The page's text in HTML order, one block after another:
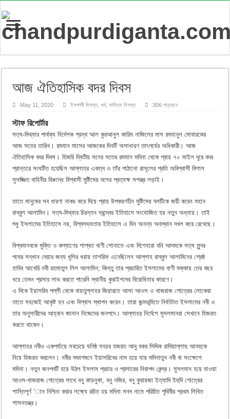
আজ ঐতিহাসিক বদর দিবস
May 11, 2020 ইসলামী দিগন্ত,ধর্ম,সাহিত্য দিগন্ত 306 পড়েছেন
স্টাফ রিপোর্টার
সত্য-মিথ্যার পার্থক্য নির্দেশক গ্রন্থ আল কুরআনুল কারিম নাজিলের মাস রমযানুল মোবারকের
আজ সতের তারিখ। রমযান মাসের আজকের দিনটি অসাধারণ তাৎপর্যের অধিকারী। আজ
ঐতিহাসিক বদর দিবস। হিজরি দ্বিতীয় সনের সতের রমযান মদিনা থেকে প্রায় ৭০ মাইল দূরে বদর
প্রান্তরে সংঘটিত হয়েছিল আল্লাহর একত্ব ও তাঁর পাঠানো রাসূলের প্রতি অবিশ্বাসী বিশাল
সুসজ্জিত বাহিনীর বিরুদ্ধে বিশ্বাসী মুষ্টিমেয় দলের প্রত্যক্ষ সশস্ত্র লড়াই।
তাতে মানুষের সব ধারণা নাকচ করে দিয়ে প্রায় উপকরণহীন মুষ্টিমেয় দলটিকে জয়ী করেন মহান
রাব্বুল আলামিন। সত্য-মিথ্যার চিরন্তন দ্বন্দ্বের ইতিহাসে সংযোজিত হয় নতুন অধ্যায়। তাই
শুধু ইসলামের ইতিহাসে নয়, বিশ্বসভ্যতার ইতিহাসে এ দিন অনন্য অবস্থান দখল করে রেখেছে।
বিশ্বমানবকে মুক্তি ও কল্যাণের শাশ্বত বাণী শোনাতে এবং দিশেহারা বনি আদমকে সত্য সুন্দর
পথের সন্ধান দেয়ার জন্য ধূলির ধরায় তাশরিফ এনেছিলেন আল্লাহ রাব্বুল আলামিনের শ্রেষ্ঠ
হাবিব আখেরি নবী রহমাতুল লিল আলামিন; কিন্তু তার প্রচারিত ইসলামের বাণী মক্কায় তের বছর
ধরে তেমন প্রসার লাভ করতে পারেনি স্থানীয় কুরাইশদের বিরোধিতার কারণে।
এ দিকে ইয়াসরিব পল্লী থেকে বায়তুল্লাহর জিয়ারতে আসা আওস ও খাজরাজ গোত্রের লোকেরা
তাতে সহজেই আকৃষ্ট হন এবং বিশ্বাস স্থাপন করেন। তারা জন্মভূমিতে নির্যাতিত ইসলামের নবী ও
তার অনুসারীদের আহ্বান জানান নিজেদের জনপদে। আল্লাহর নির্দেশে মুসলমানরা সেখানে হিজরত
করতে থাকেন।
আল্লাহর নবীও একপর্যায়ে সবচেয়ে ঘনিষ্ঠ সহচর হজরত আবু বকর সিদ্দিক রাদিয়াল্লাহু আনহুকে
নিয়ে হিজরত করলেন। নবীর শুভাগমনে ইয়াসরিবের নাম হয়ে যায় মদিনাতুন নবী বা সংক্ষেপে
মদিনা। নতুন জনপদটি হয়ে উঠল ইসলাম প্রচার ও প্রসারের নিরাপদ কেন্দ্র। মুসলমান হয়ে যাওয়া
আওস-খাজরাজ গোত্রের সাথে বনু কায়নুকা, বনু নজির, বনু কুরায়জা ইত্যাদি ইহুদি গোত্রের
শান্তিপূর্ণ ’ান নিশ্চিত করার লক্ষ্যে রচিত হয় মদিনা সনদ নামে পরিচিত পৃথিবীর প্রথম লিখিত
শাসনতন্ত্র।